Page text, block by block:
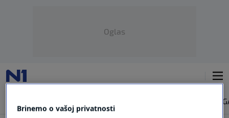
Oglas
Brinemo o vašoj privatnosti